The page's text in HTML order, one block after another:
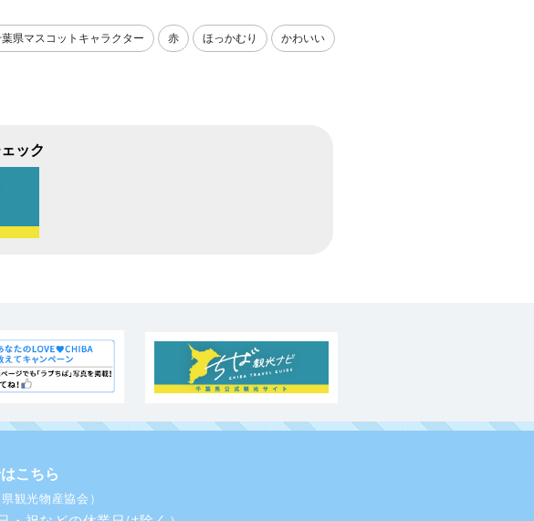
葉県マスコットキャラクター 赤 ほっかむり かわいい
ック
こちら
観光物産協会）